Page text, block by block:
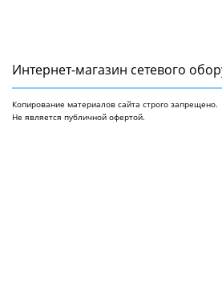
Интернет-магазин сетeвого
Копирование материалов сайта строго запрещено.
Не является публичной офертой.